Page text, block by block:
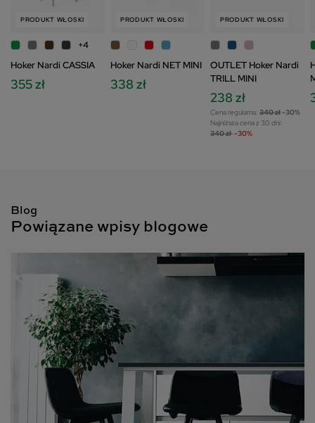
Szczegółowe informacje dotyczące przetwarzania
Twoich danych znajdziesz w Polityce Prywatności i
Cookies oraz po kliknięciu w ikonę "Zmień
PRODUKT WŁOSKI
+4
Hoker Nardi CASSIA
355 zł
PRODUKT WŁOSKI
Hoker Nardi NET MINI
338 zł
PRODUKT WŁOSKI
OUTLET Hoker Nardi
TRILL MINI
238 zł
Cena regularna: 340 zł-30%
Najniższa cena z 30 dni:
340 zł-30%
Blog
Powiązane wpisy blogowe